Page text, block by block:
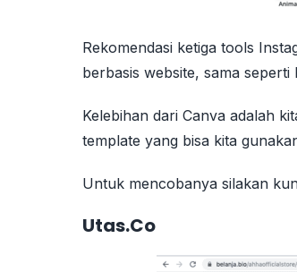
Rekomendasi ketiga tools
berbasis website, sama
Kelebihan dari Canva adalah
template yang bisa kita
Untuk mencobanya silakan
Utas.Co